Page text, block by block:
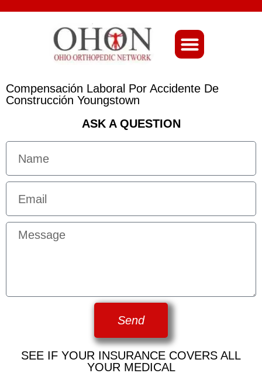
Compensación Laboral Por Accidente De
Construcción Youngstown
ASK A QUESTION
Send
SEE IF YOUR INSURANCE COVERS ALL
YOUR MEDICAL